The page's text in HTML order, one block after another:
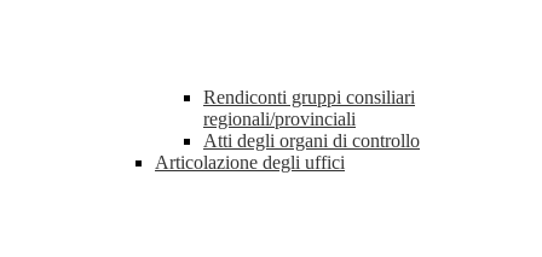
Rendiconti gruppi consiliari
regionali/provinciali
Atti degli organi di controllo
Articolazione degli uffici